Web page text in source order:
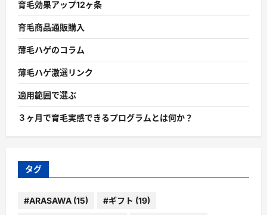
育毛効果アップ12ヶ条
育毛商品通販購入
薄毛ハゲのコラム
薄毛ハゲ激選リンク
適用範囲で選ぶ
３ヶ月で育毛実感できるプログラムとは何か？
タグ
#ARASAWA (15) #ギフト (19)